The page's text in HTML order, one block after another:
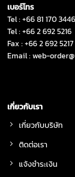
เบอร์โทร
Tel : +66 81 170
Tel : +66 2 692 5216
Fax : +66 2 692 5217
Email :web-
เกี่ยวกับเรา
เกี่ยวกับบริษัท
ติดต่อเรา
แจ้งชำระเงิน